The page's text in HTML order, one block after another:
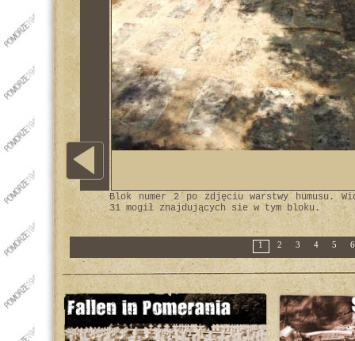
Blok numer 2 po zdjęciu warstwy humusu.
31 mogił znajdujących sie w tym bloku.
1 2 3 4 5 6